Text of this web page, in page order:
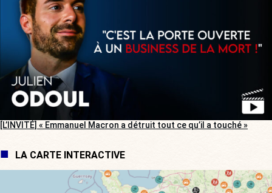
[L’INVITÉ] « Emmanuel Macron a détruit tout ce qu’il a touché »
LA CARTE INTERACTIVE